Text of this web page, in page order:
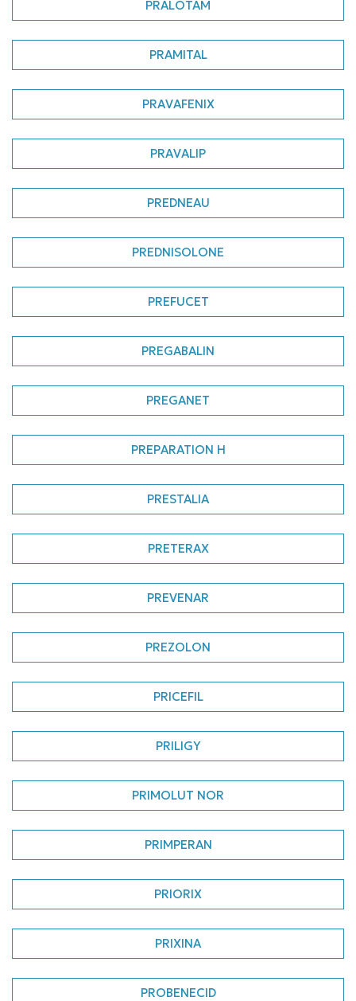
PRALOTAM
PRAMITAL
PRAVAFENIX
PRAVALIP
PREDNEAU
PREDNISOLONE
PREFUCET
PREGABALIN
PREGANET
PREPARATION H
PRESTALIA
PRETERAX
PREVENAR
PREZOLON
PRICEFIL
PRILIGY
PRIMOLUT NOR
PRIMPERAN
PRIORIX
PRIXINA
PROBENECID